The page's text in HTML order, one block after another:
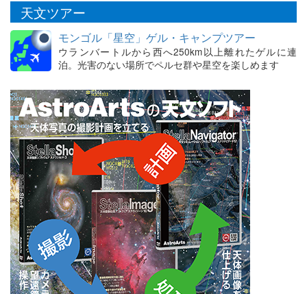
天文ツアー
モンゴル「星空」ゲル・キャンプツアー
ウランバートルから西へ250km以上離れたゲルに連
泊。光害のない場所でペルセ群や星空を楽しめます